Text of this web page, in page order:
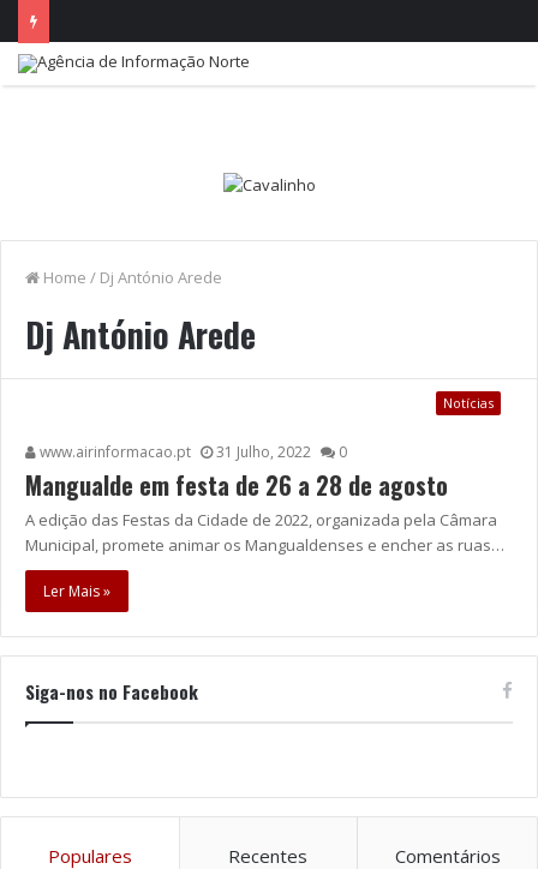
Home / Dj António Arede
Dj António Arede
Notícias
www.airinformacao.pt 31 Julho, 2022 0
Mangualde em festa de 26 a 28 de agosto
A edição das Festas da Cidade de 2022, organizada pela Câmara
Municipal, promete animar os Mangualdenses e encher as ruas…
Ler Mais »
Siga-nos no Facebook
Populares Recentes Comentários